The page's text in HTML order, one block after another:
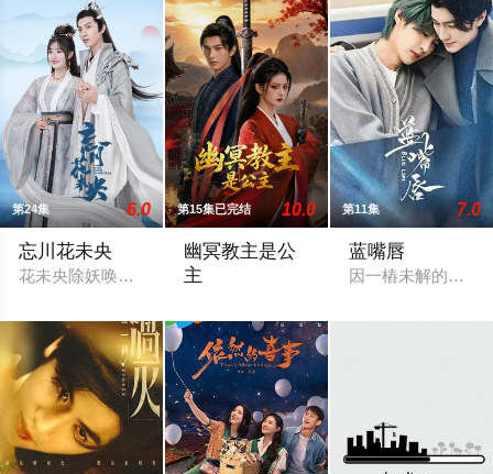
第24集 6.0
忘川花未央
花未央除妖唤醒簪中战神百里忘川元神，二人共感相连，一同
第15集已完结 10.0
幽冥教主是公
主
第11集 7.0
蓝嘴唇
因一樁未解的凶殺